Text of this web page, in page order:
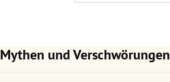
Mythen und Verschwörungen